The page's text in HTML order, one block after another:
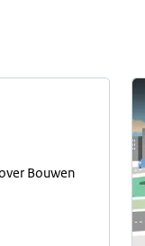
Bouwen